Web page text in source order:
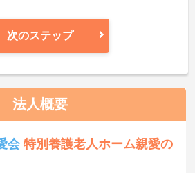
次のステップ
法人概要
会特別養護老人ホーム親愛の